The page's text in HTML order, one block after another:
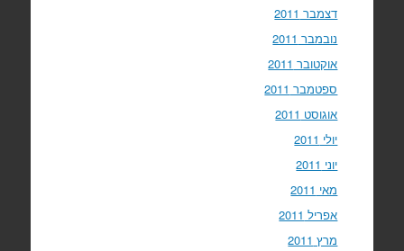
דצמבר 2011
נובמבר 2011
אוקטובר 2011
ספטמבר 2011
אוגוסט 2011
יולי 2011
יוני 2011
מאי 2011
אפריל 2011
מרץ 2011